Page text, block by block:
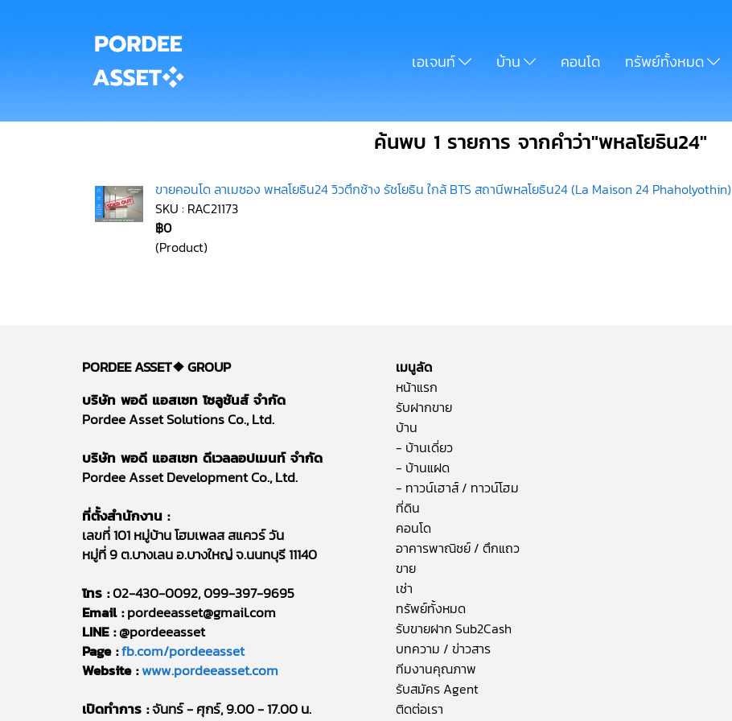
เอเจนท์ บ้าน คอนโด ทรัพย์ทั้งหมด
ค้นพบ 1 รายการ จากคำว่า"พหลโยธิน24"
ขายคอนโด ลาเมซอง พหลโยธิน24 วิวตึกช้าง รัชโยธิน ใกล้ BTS สถานีพหลโยธิน24 (La Maison 24 Phaholyothin)
SKU : RAC21173
฿0
(Product)
PORDEE ASSET❖GROUP
บริษัท พอดี แอสเซท โซลูชันส์ จำกัด
Pordee Asset Solutions Co., Ltd.
บริษัท พอดี แอสเซท ดีเวลลอปเมนท์ จำกัด
Pordee Asset Development Co., Ltd.
ที่ตั้งสำนักงาน :
เลขที่ 101 หมู่บ้าน โฮมเพลส สแควร์ วัน
หมู่ที่ 9 ต.บางเลน อ.บางใหญ่ จ.นนทบุรี 11140
โทร :02-430-0092, 099-397-9695
Email :pordeeasset@gmail.com
LINE :@pordeeasset
Page :fb.com/pordeeasset
Website :www.pordeeasset.com
เปิดทำการ :จันทร์ - ศุกร์, 9.00 - 17.00 น.
เมนูลัด
หน้าแรก
รับฝากขาย
บ้าน
- บ้านเดี่ยว
- บ้านแฝด
- ทาวน์เฮาส์ / ทาวน์โฮม
ที่ดิน
คอนโด
อาคารพาณิชย์ / ตึกแถว
ขาย
เช่า
ทรัพย์ทั้งหมด
รับขายฝาก Sub2Cash
บทความ / ข่าวสาร
ทีมงานคุณภาพ
รับสมัคร Agent
ติดต่อเรา